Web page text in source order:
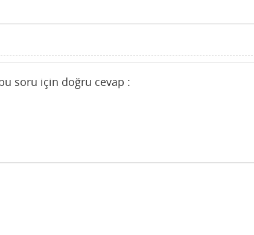
soru için doğru cevap :